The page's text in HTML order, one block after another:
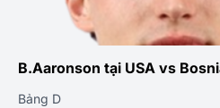
B.Aaronson tại USA vs
Bảng D